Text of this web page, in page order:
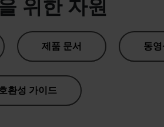
위한 자원
제품 문서 동영
호환성 가이드